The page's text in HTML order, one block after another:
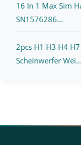
16 In 1 Max Sim
SN1576286...
2pcs H1 H3 H4
Scheinwerfer Wei...